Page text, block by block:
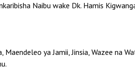
Naibu wake Dk. Hamis
ya Jamii, Jinsia, Wazee na